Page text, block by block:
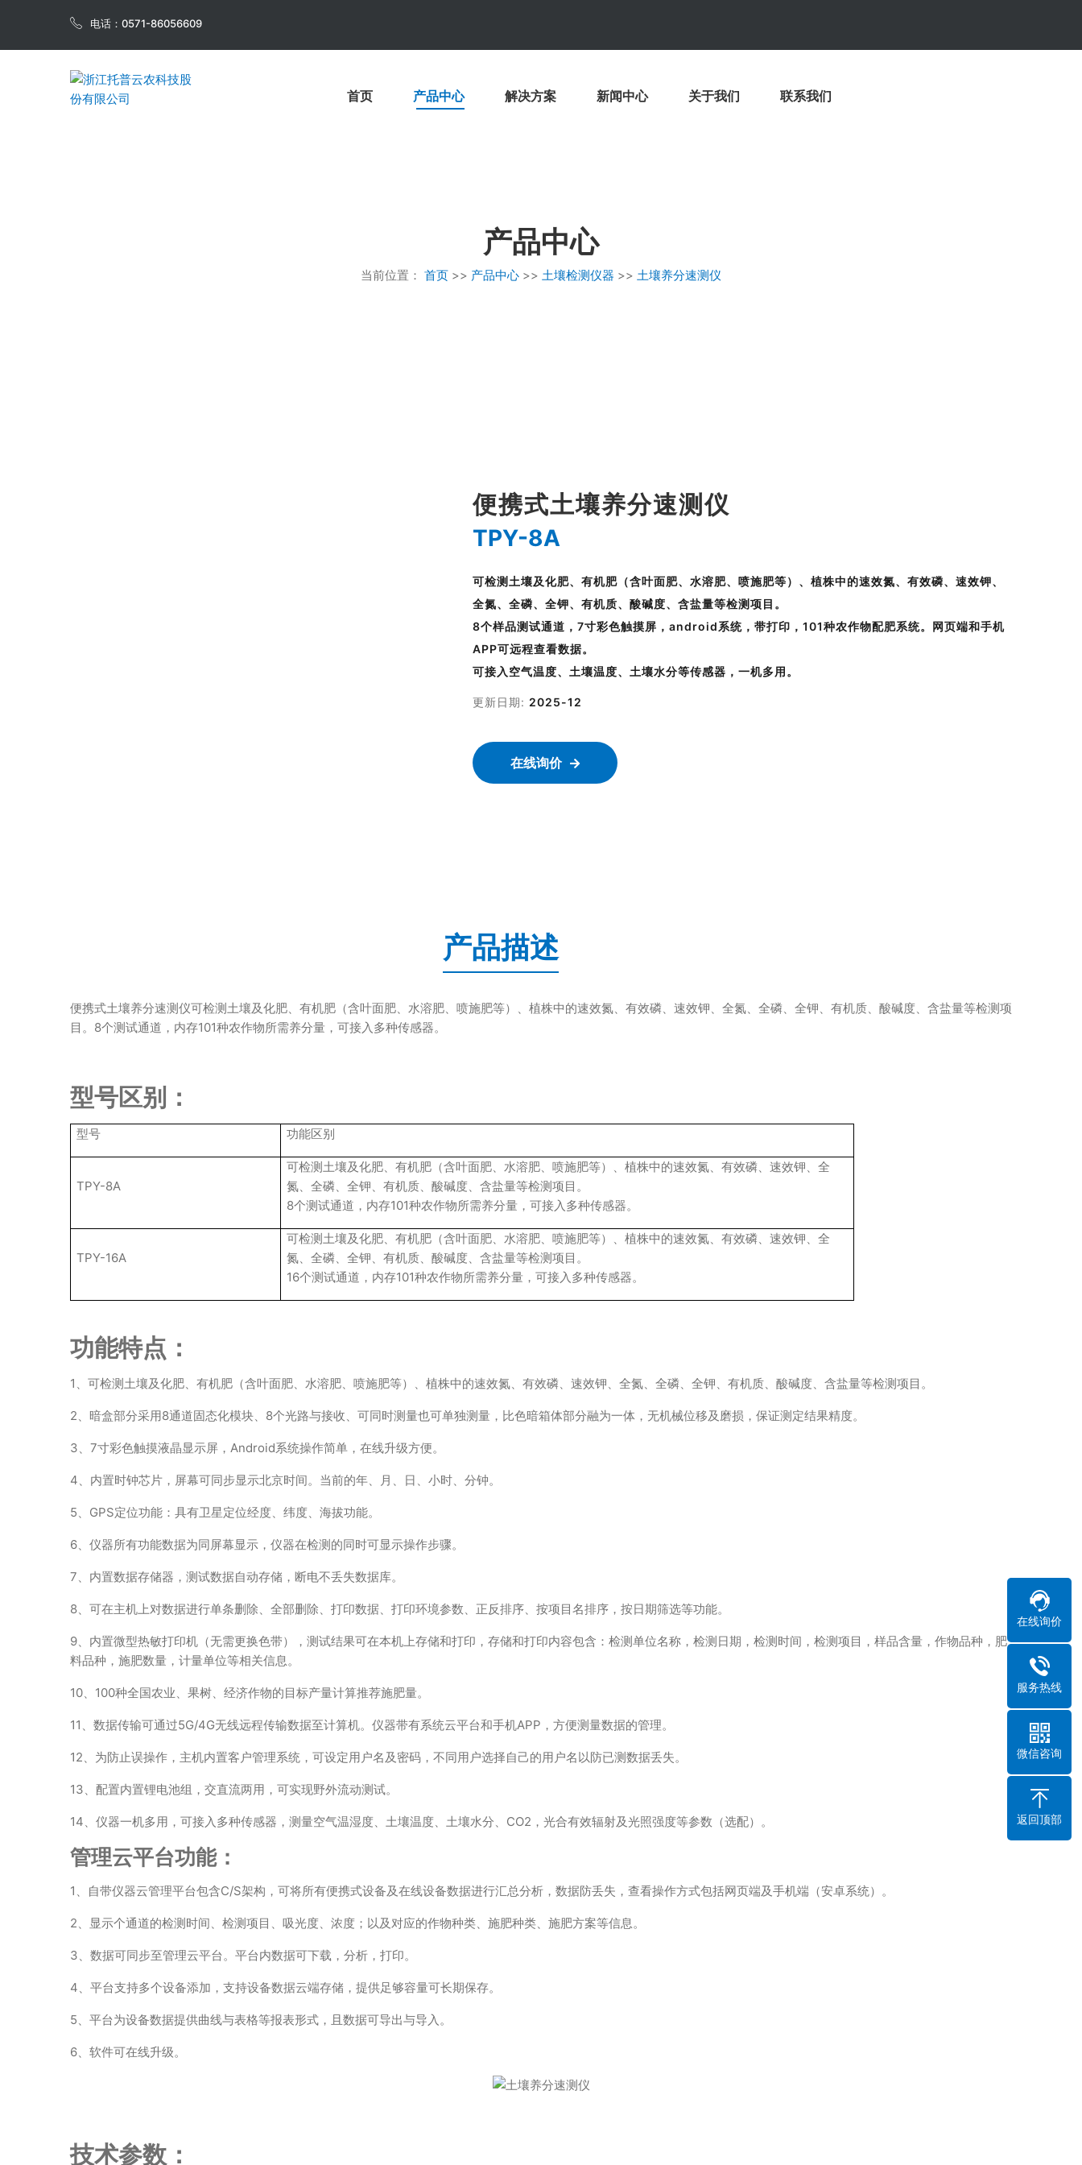
电话：0571-86056609
首页 产品中心 解决方案 新闻中心 关于我们 联系我们
产品中心
当前位置： 首页 >> 产品中心 >> 土壤检测仪器 >> 土壤养分速测仪
便携式土壤养分速测仪
TPY-8A
可检测土壤及化肥、有机肥（含叶面肥、水溶肥、喷施肥等）、植株中的速效氮、有效磷、速效钾、
全氮、全磷、全钾、有机质、酸碱度、含盐量等检测项目。
8个样品测试通道，7寸彩色触摸屏，android系统，带打印，101种农作物配肥系统。网页端和手机
APP可远程查看数据。
可接入空气温度、土壤温度、土壤水分等传感器，一机多用。
更新日期: 2025-12
在线询价
产品描述
便携式土壤养分速测仪可检测土壤及化肥、有机肥（含叶面肥、水溶肥、喷施肥等）、植株中的速效氮、有效磷、速效钾、全氮、全磷、全钾、有机质、酸碱度、含盐量等检测项
目。8个测试通道，内存101种农作物所需养分量，可接入多种传感器。
型号区别：
型号 功能区别
TPY-8A
可检测土壤及化肥、有机肥（含叶面肥、水溶肥、喷施肥等）、植株中的速效氮、有效磷、速效钾、全
氮、全磷、全钾、有机质、酸碱度、含盐量等检测项目。
8个测试通道，内存101种农作物所需养分量，可接入多种传感器。
TPY-16A
可检测土壤及化肥、有机肥（含叶面肥、水溶肥、喷施肥等）、植株中的速效氮、有效磷、速效钾、全
氮、全磷、全钾、有机质、酸碱度、含盐量等检测项目。
16个测试通道，内存101种农作物所需养分量，可接入多种传感器。
功能特点：
1、可检测土壤及化肥、有机肥（含叶面肥、水溶肥、喷施肥等）、植株中的速效氮、有效磷、速效钾、全氮、全磷、全钾、有机质、酸碱度、含盐量等检测项目。
2、暗盒部分采用8通道固态化模块、8个光路与接收、可同时测量也可单独测量，比色暗箱体部分融为一体，无机械位移及磨损，保证测定结果精度。
3、7寸彩色触摸液晶显示屏，Android系统操作简单，在线升级方便。
4、内置时钟芯片，屏幕可同步显示北京时间。当前的年、月、日、小时、分钟。
5、GPS定位功能：具有卫星定位经度、纬度、海拔功能。
6、仪器所有功能数据为同屏幕显示，仪器在检测的同时可显示操作步骤。
7、内置数据存储器，测试数据自动存储，断电不丢失数据库。
8、可在主机上对数据进行单条删除、全部删除、打印数据、打印环境参数、正反排序、按项目名排序，按日期筛选等功能。
9、内置微型热敏打印机（无需更换色带），测试结果可在本机上存储和打印，存储和打印内容包含：检测单位名称，检测日期，检测时间，检测项目，样品含量，作物品种，肥
料品种，施肥数量，计量单位等相关信息。
10、100种全国农业、果树、经济作物的目标产量计算推荐施肥量。
11、数据传输可通过5G/4G无线远程传输数据至计算机。仪器带有系统云平台和手机APP，方便测量数据的管理。
12、为防止误操作，主机内置客户管理系统，可设定用户名及密码，不同用户选择自己的用户名以防已测数据丢失。
13、配置内置锂电池组，交直流两用，可实现野外流动测试。
14、仪器一机多用，可接入多种传感器，测量空气温湿度、土壤温度、土壤水分、CO2，光合有效辐射及光照强度等参数（选配）。
管理云平台功能：
1、自带仪器云管理平台包含C/S架构，可将所有便携式设备及在线设备数据进行汇总分析，数据防丢失，查看操作方式包括网页端及手机端（安卓系统）。
2、显示个通道的检测时间、检测项目、吸光度、浓度；以及对应的作物种类、施肥种类、施肥方案等信息。
3、数据可同步至管理云平台。平台内数据可下载，分析，打印。
4、平台支持多个设备添加，支持设备数据云端存储，提供足够容量可长期保存。
5、平台为设备数据提供曲线与表格等报表形式，且数据可导出与导入。
6、软件可在线升级。
技术参数：
在线询价
服务热线
微信咨询
返回顶部